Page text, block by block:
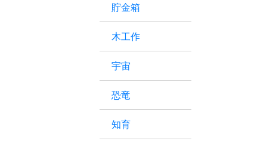
貯金箱
木工作
宇宙
恐竜
知育